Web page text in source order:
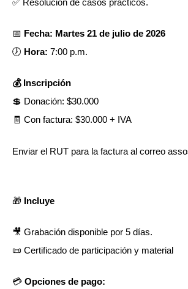
📅 Fecha: Martes 21 de julio de 2026
🕖 Hora: 7:00 p.m.
💰 Inscripción
💲 Donación: $30.000
🧾 Con factura: $30.000 + IVA
Enviar el RUT para la factura al correo
🎁 Incluye
🎥 Grabación disponible por 5 días.
📜 Certificado de participación y material
💳 Opciones de pago: